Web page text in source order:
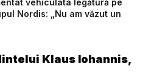
Nordis: „Nu am văzut un
Klaus Iohannis,